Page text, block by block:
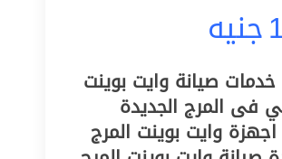
جنيه
صيانة وايت بوينت
فى المرج الجديدة
وايت بوينت المرج